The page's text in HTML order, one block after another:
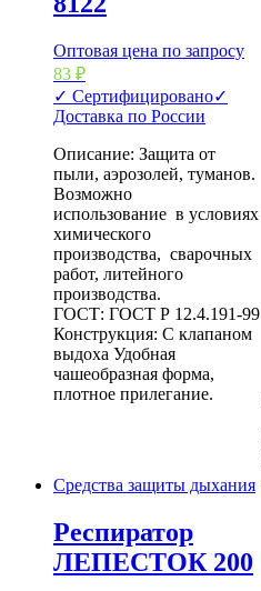
Оптовая цена по запросу
83 ₽
✓ Сертифицировано✓
Доставка по России
Описание: Защита от
пыли, аэрозолей, туманов.
Возможно
использование в условиях
химического
производства, сварочных
работ, литейного
производства.
ГОСТ: ГОСТ Р 12.4.191-99
Конструкция: С клапаном
выдоха Удобная
чашеобразная форма,
плотное прилегание.
Средства защиты дыхания
Респиратор
ЛЕПЕСТОК 200